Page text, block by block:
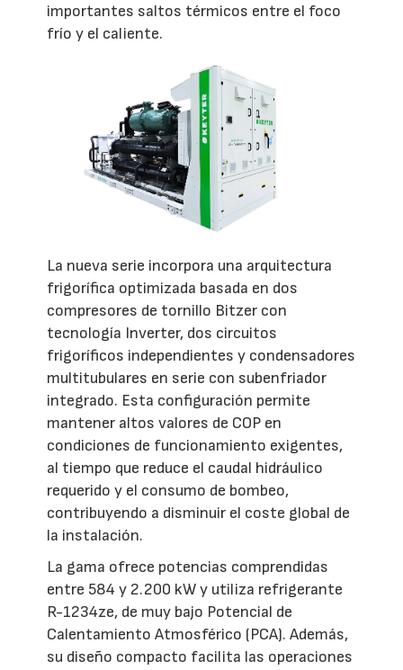
importantes saltos térmicos entre el foco
frío y el caliente.
La nueva serie incorpora una arquitectura
frigorífica optimizada basada en dos
compresores de tornillo Bitzer con
tecnología Inverter, dos circuitos
frigoríficos independientes y condensadores
multitubulares en serie con subenfriador
integrado. Esta configuración permite
mantener altos valores de COP en
condiciones de funcionamiento exigentes,
al tiempo que reduce el caudal hidráulico
requerido y el consumo de bombeo,
contribuyendo a disminuir el coste global de
la instalación.
La gama ofrece potencias comprendidas
entre 584 y 2.200 kW y utiliza refrigerante
R-1234ze, de muy bajo Potencial de
Calentamiento Atmosférico (PCA). Además,
su diseño compacto facilita las operaciones